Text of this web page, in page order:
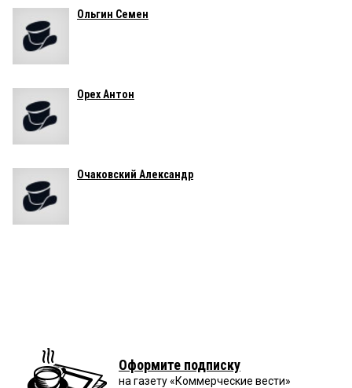
Ольгин Семен
Орех Антон
Очаковский Александр
Оформите подписку
на газету «Коммерческие вести»